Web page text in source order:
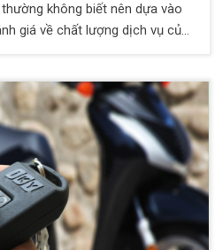
không biết nên dựa vào
giá về chất lượng dịch vụ của